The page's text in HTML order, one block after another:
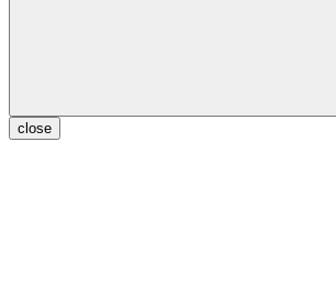
close